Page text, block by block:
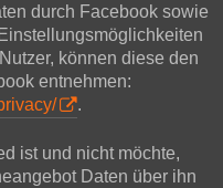
durch Facebook sowie
können diese den
entnehmen:
.
ist und nicht möchte,
Daten über ihn